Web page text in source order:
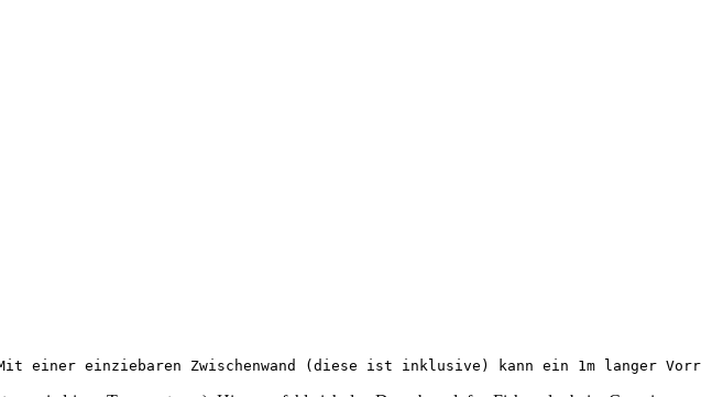
Mit einer einziebaren Zwischenwand (diese ist inklusive) kann ein 1m